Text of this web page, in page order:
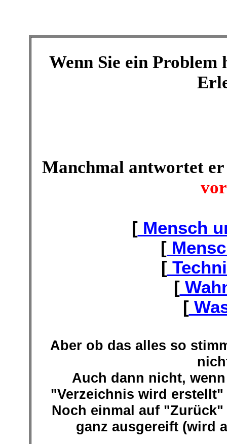
Wenn Sie ein Problem
Manchmal antwortet
[Mensch
[
[
[
[
Aber ob das alles so
Auch dann nicht,
"Verzeichnis wird
Noch einmal auf
ganz ausgereift (wird